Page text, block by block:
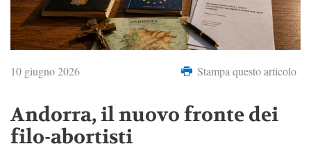
10 giugno 2026 Stampa questo articolo
Andorra, il nuovo fronte dei
filo-abortisti